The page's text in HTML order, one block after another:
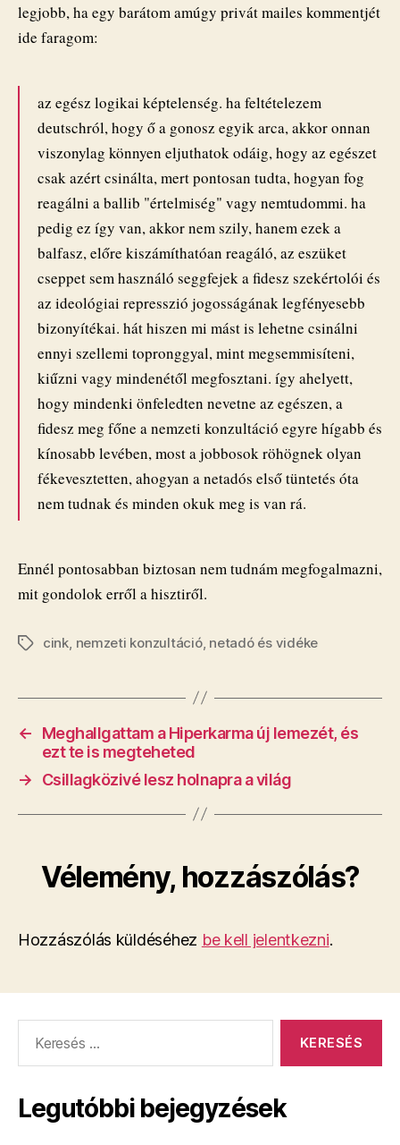
legjobb, ha egy barátom amúgy privát mailes kommentjét
ide faragom:
az egész logikai képtelenség. ha feltételezem
deutschról, hogy ő a gonosz egyik arca, akkor onnan
viszonylag könnyen eljuthatok odáig, hogy az egészet
csak azért csinálta, mert pontosan tudta, hogyan fog
reagálni a ballib "értelmiség" vagy nemtudommi. ha
pedig ez így van, akkor nem szily, hanem ezek a
balfasz, előre kiszámíthatóan reagáló, az eszüket
cseppet sem használó seggfejek a fidesz szekértolói és
az ideológiai represszió jogosságának legfényesebb
bizonyítékai. hát hiszen mi mást is lehetne csinálni
ennyi szellemi topronggyal, mint megsemmisíteni,
kiűzni vagy mindenétől megfosztani. így ahelyett,
hogy mindenki önfeledten nevetne az egészen, a
fidesz meg főne a nemzeti konzultáció egyre hígabb és
kínosabb levében, most a jobbosok röhögnek olyan
fékevesztetten, ahogyan a netadós első tüntetés óta
nem tudnak és minden okuk meg is van rá.
Ennél pontosabban biztosan nem tudnám megfogalmazni,
mit gondolok erről a hisztiről.
Címkék
cink, nemzeti konzultáció, netadó és vidéke
←
Meghallgattam a Hiperkarma új lemezét, és
ezt te is megteheted
→
Csillagközivé lesz holnapra a világ
Vélemény, hozzászólás?
Hozzászólás küldéséhez be kell jelentkezni.
Legutóbbi bejegyzések